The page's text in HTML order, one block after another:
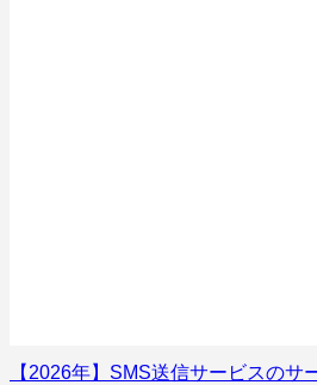
【2026年】SMS送信サービスのサ